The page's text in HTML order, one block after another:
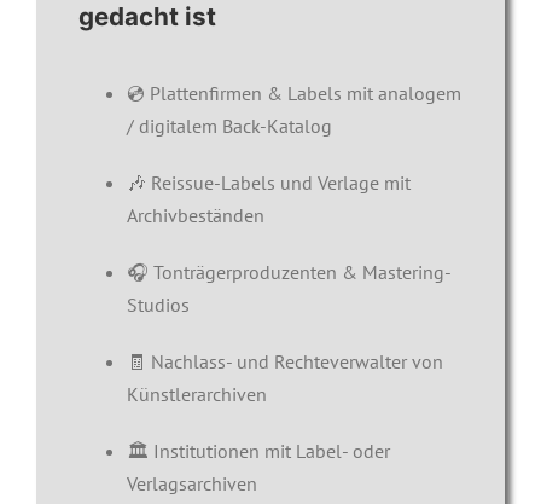
gedacht ist
💿 Plattenfirmen & Labels mit analogem
/ digitalem Back-Katalog
🎶 Reissue-Labels und Verlage mit
Archivbeständen
🎧 Tonträgerproduzenten & Mastering-
Studios
🧾 Nachlass- und Rechteverwalter von
Künstlerarchiven
🏛️ Institutionen mit Label- oder
Verlagsarchiven